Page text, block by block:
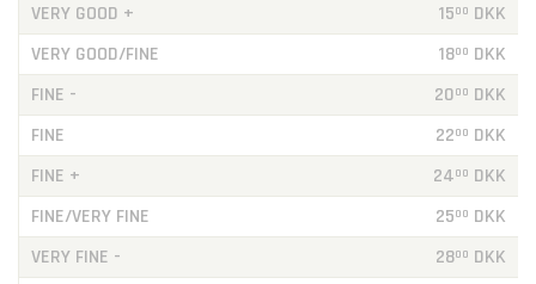
VERY GOOD +
1500 DKK
VERY GOOD/FINE
1800 DKK
FINE -
2000 DKK
FINE
2200 DKK
FINE +
2400 DKK
FINE/VERY FINE
2500 DKK
VERY FINE -
2800 DKK